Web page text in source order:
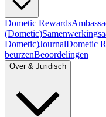
Dometic Rewards
(Dometic)
Dometic)JournalDometic
beurzenBeoordelingen
Over & Juridisch